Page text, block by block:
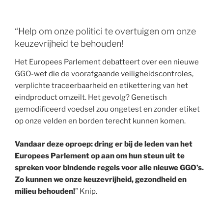
“Help om onze politici te overtuigen om onze
keuzevrijheid te behouden!
Het Europees Parlement debatteert over een nieuwe
GGO-wet die de voorafgaande veiligheidscontroles,
verplichte traceerbaarheid en etikettering van het
eindproduct omzeilt. Het gevolg? Genetisch
gemodificeerd voedsel zou ongetest en zonder etiket
op onze velden en borden terecht kunnen komen.
Vandaar deze oproep: dring er bij de leden van het
Europees Parlement op aan om hun steun uit te
spreken voor bindende regels voor alle nieuwe GGO’s.
Zo kunnen we onze keuzevrijheid, gezondheid en
milieu behouden!” Knip.